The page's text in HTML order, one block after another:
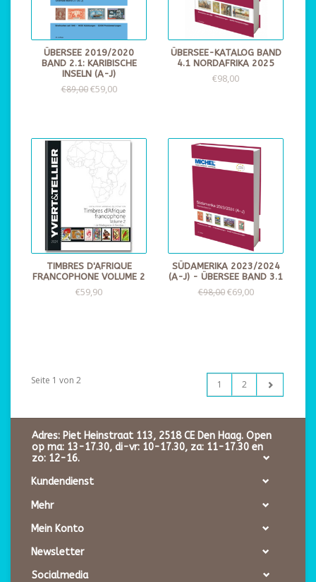
ÜBERSEE 2019/2020
BAND 2.1: KARIBISCHE
INSELN (A-J)
€89,00€59,00
ÜBERSEE-KATALOG BAND
4.1 NORDAFRIKA 2025
€98,00
TIMBRES D'AFRIQUE
FRANCOPHONE VOLUME 2
€59,90
SÜDAMERIKA 2023/2024
(A-J) - ÜBERSEE BAND 3.1
€98,00€69,00
Seite 1 von 2 1 2
Adres: Piet Heinstraat 113, 2518 CE Den Haag. Open
op ma: 13-17.30, di-vr: 10-17.30, za: 11-17.30 en
zo: 12-16.
Kundendienst
Mehr
Mein Konto
Newsletter
Socialmedia